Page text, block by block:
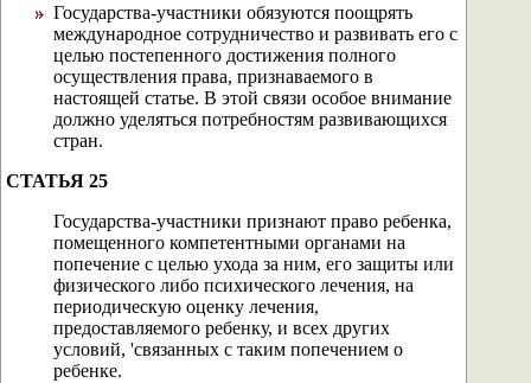
Государства-участники обязуются поощрять
международное сотрудничество и развивать его с
целью постепенного достижения полного
осуществления права, признаваемого в
настоящей статье. В этой связи особое внимание
должно уделяться потребностям развивающихся
стран.
СТАТЬЯ 25
Государства-участники признают право ребенка,
помещенного компетентными органами на
попечение с целью ухода за ним, его защиты или
физического либо психического лечения, на
периодическую оценку лечения,
предоставляемого ребенку, и всех других
условий, 'связанных с таким попечением о
ребенке.